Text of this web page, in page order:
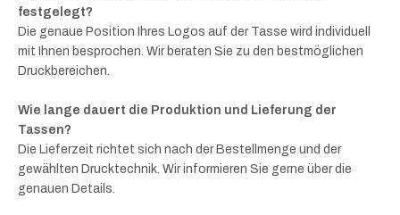
festgelegt?
Die genaue Position Ihres Logos auf der Tasse wird individuell
mit Ihnen besprochen. Wir beraten Sie zu den bestmöglichen
Druckbereichen.
Wie lange dauert die Produktion und Lieferung der
Tassen?
Die Lieferzeit richtet sich nach der Bestellmenge und der
gewählten Drucktechnik. Wir informieren Sie gerne über die
genauen Details.